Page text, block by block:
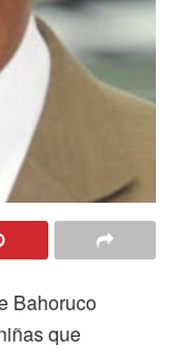
Bahoruco
que